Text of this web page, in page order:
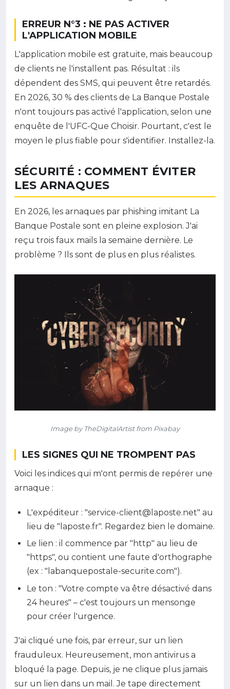
ERREUR N°3 : NE PAS ACTIVER
L'APPLICATION MOBILE
L'application mobile est gratuite, mais beaucoup
de clients ne l'installent pas. Résultat : ils
dépendent des SMS, qui peuvent être retardés.
En 2026, 30 % des clients de La Banque Postale
n'ont toujours pas activé l'application, selon une
enquête de l'UFC-Que Choisir. Pourtant, c'est le
moyen le plus fiable pour s'identifier. Installez-la.
SÉCURITÉ : COMMENT ÉVITER
LES ARNAQUES
En 2026, les arnaques par phishing imitant La
Banque Postale sont en pleine explosion. J'ai
reçu trois faux mails la semaine dernière. Le
problème ? Ils sont de plus en plus réalistes.
Image by TheDigitalArtist from Pixabay
LES SIGNES QUI NE TROMPENT PAS
Voici les indices qui m'ont permis de repérer une
arnaque :
L'expéditeur : "service-client@laposte.net" au
lieu de "laposte.fr". Regardez bien le domaine.
Le lien : il commence par "http" au lieu de
"https", ou contient une faute d'orthographe
(ex : "labanquepostale-securite.com").
Le ton : "Votre compte va être désactivé dans
24 heures" – c'est toujours un mensonge
pour créer l'urgence.
J'ai cliqué une fois, par erreur, sur un lien
frauduleux. Heureusement, mon antivirus a
bloqué la page. Depuis, je ne clique plus jamais
sur un lien dans un mail. Je tape directement